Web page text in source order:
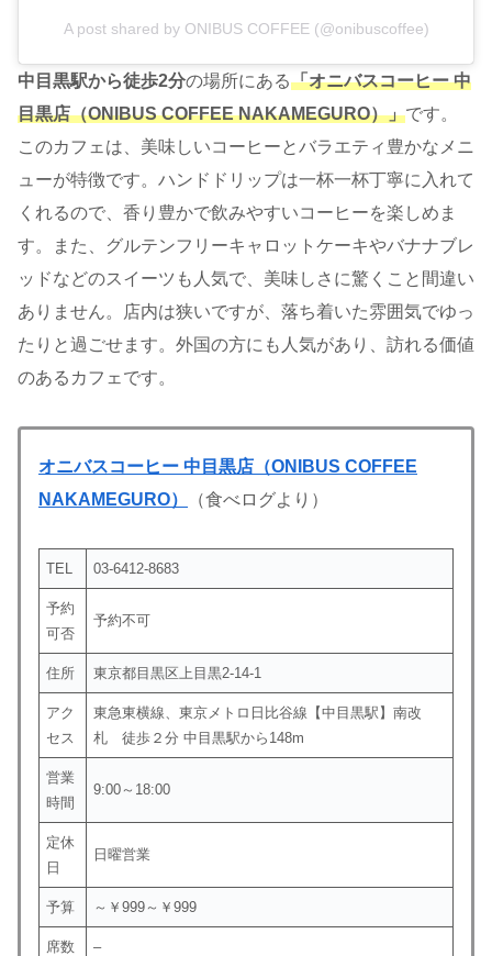
A post shared by ONIBUS COFFEE (@onibuscoffee)
中目黒駅から徒歩2分の場所にある「オニバスコーヒー 中
目黒店（ONIBUS COFFEE NAKAMEGURO）」です。
このカフェは、美味しいコーヒーとバラエティ豊かなメニ
ューが特徴です。ハンドドリップは一杯一杯丁寧に入れて
くれるので、香り豊かで飲みやすいコーヒーを楽しめま
す。また、グルテンフリーキャロットケーキやバナナブレ
ッドなどのスイーツも人気で、美味しさに驚くこと間違い
ありません。店内は狭いですが、落ち着いた雰囲気でゆっ
たりと過ごせます。外国の方にも人気があり、訪れる価値
のあるカフェです。
オニバスコーヒー 中目黒店（ONIBUS COFFEE
NAKAMEGURO）
（食べログより）
TEL 03-6412-8683
予約
可否
予約不可
住所 東京都目黒区上目黒2-14-1
アク
セス
東急東横線、東京メトロ日比谷線【中目黒駅】南改
札 徒歩２分 中目黒駅から148m
営業
時間
9:00～18:00
定休
日
日曜営業
予算 ～￥999～￥999
席数 –